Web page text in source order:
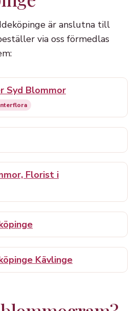
är anslutna till
via oss förmedlas
Syd Blommor
Florist i
Kävlinge